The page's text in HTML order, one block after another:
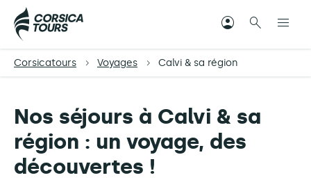
Corsicatours Voyages Calvi & sa région
Nos séjours à Calvi & sa
région : un voyage, des
découvertes !